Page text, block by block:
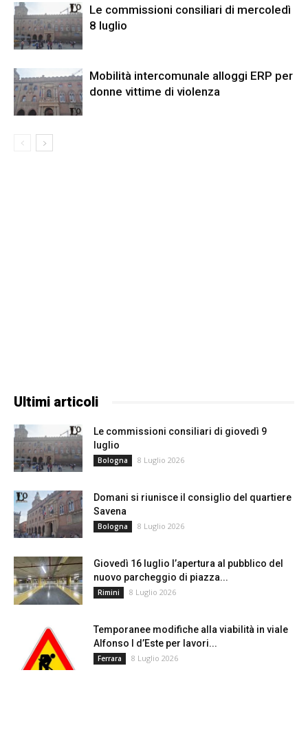
Le commissioni consiliari di mercoledì
8 luglio
Mobilità intercomunale alloggi ERP per
donne vittime di violenza
Ultimi articoli
Le commissioni consiliari di giovedì 9
luglio
Bologna 8 Luglio 2026
Domani si riunisce il consiglio del quartiere
Savena
Bologna 8 Luglio 2026
Giovedì 16 luglio l’apertura al pubblico del
nuovo parcheggio di piazza...
Rimini 8 Luglio 2026
Temporanee modifiche alla viabilità in viale
Alfonso I d’Este per lavori...
Ferrara 8 Luglio 2026